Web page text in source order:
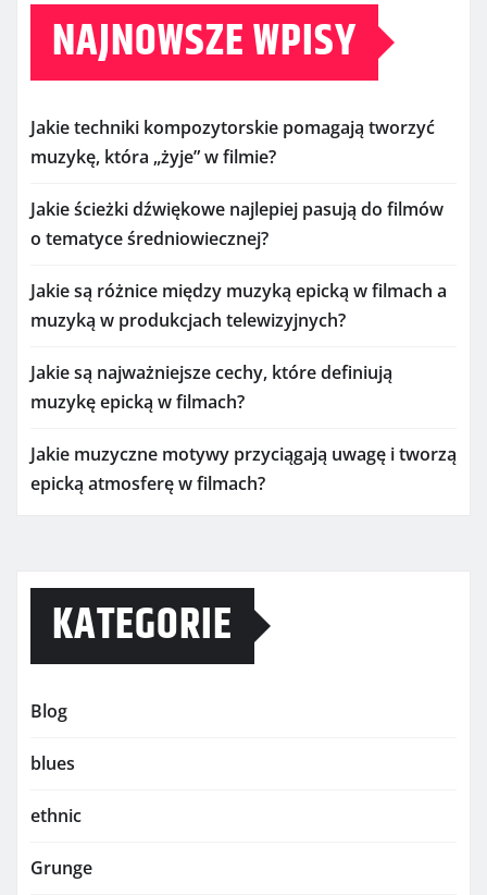
NAJNOWSZE WPISY
Jakie techniki kompozytorskie pomagają tworzyć
muzykę, która „żyje” w filmie?
Jakie ścieżki dźwiękowe najlepiej pasują do filmów
o tematyce średniowiecznej?
Jakie są różnice między muzyką epicką w filmach a
muzyką w produkcjach telewizyjnych?
Jakie są najważniejsze cechy, które definiują
muzykę epicką w filmach?
Jakie muzyczne motywy przyciągają uwagę i tworzą
epicką atmosferę w filmach?
KATEGORIE
Blog
blues
ethnic
Grunge